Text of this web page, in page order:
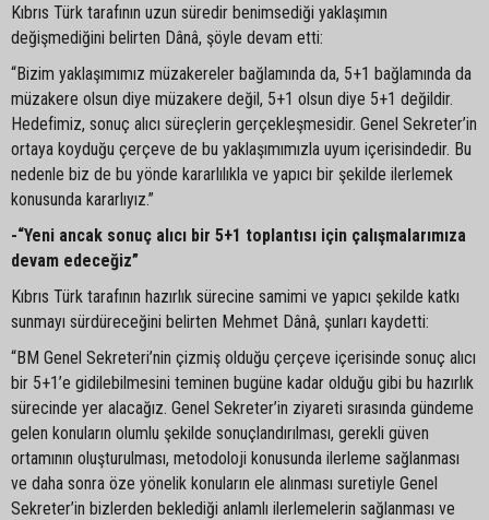
Kıbrıs Türk tarafının uzun süredir benimsediği yaklaşımın
değişmediğini belirten Dânâ, şöyle devam etti:
“Bizim yaklaşımımız müzakereler bağlamında da, 5+1 bağlamında da
müzakere olsun diye müzakere değil, 5+1 olsun diye 5+1 değildir.
Hedefimiz, sonuç alıcı süreçlerin gerçekleşmesidir. Genel Sekreter’in
ortaya koyduğu çerçeve de bu yaklaşımımızla uyum içerisindedir. Bu
nedenle biz de bu yönde kararlılıkla ve yapıcı bir şekilde ilerlemek
konusunda kararlıyız.”
-“Yeni ancak sonuç alıcı bir 5+1 toplantısı için çalışmalarımıza
devam edeceğiz”
Kıbrıs Türk tarafının hazırlık sürecine samimi ve yapıcı şekilde katkı
sunmayı sürdüreceğini belirten Mehmet Dânâ, şunları kaydetti:
“BM Genel Sekreteri’nin çizmiş olduğu çerçeve içerisinde sonuç alıcı
bir 5+1’e gidilebilmesini teminen bugüne kadar olduğu gibi bu hazırlık
sürecinde yer alacağız. Genel Sekreter’in ziyareti sırasında gündeme
gelen konuların olumlu şekilde sonuçlandırılması, gerekli güven
ortamının oluşturulması, metodoloji konusunda ilerleme sağlanması
ve daha sonra öze yönelik konuların ele alınması suretiyle Genel
Sekreter’in bizlerden beklediği anlamlı ilerlemelerin sağlanması ve